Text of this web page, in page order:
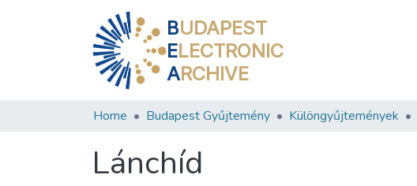
BUDAPEST
ELECTRONIC
ARCHIVE
Home Budapest Gyűjtemény Különgyűjtemények
Lánchíd